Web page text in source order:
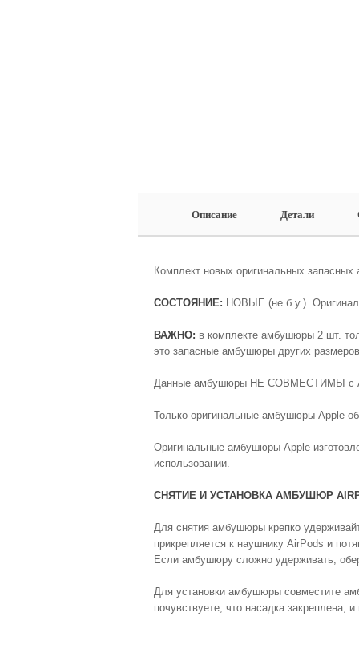
Описание Детали
Комплект новых оригинальных
СОСТОЯНИЕ: НОВЫЕ (не б.у.). Оригинал.
ВАЖНО: в комплекте амбушюры 2 шт.
это запасные амбушюры других размеров.
Данные амбушюры НЕ СОВМЕСТИМЫ с
Только оригинальные амбушюры Apple
Оригинальные амбушюры Apple
использовании.
СНЯТИЕ И УСТАНОВКА АМБУШЮР
Для снятия амбушюры крепко
прикрепляется к наушнику AirPods и
Если амбушюру сложно удерживать,
Для установки амбушюры совместите
почувствуете, что насадка закреплена,